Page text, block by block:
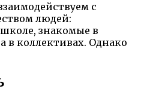
с
людей:
знакомые в
в коллективах. Однако